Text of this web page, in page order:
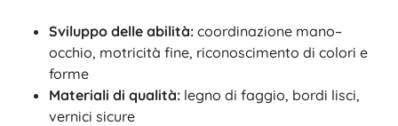
Sviluppo delle abilità: coordinazione mano–
occhio, motricità fine, riconoscimento di colori e
forme
Materiali di qualità: legno di faggio, bordi lisci,
vernici sicure